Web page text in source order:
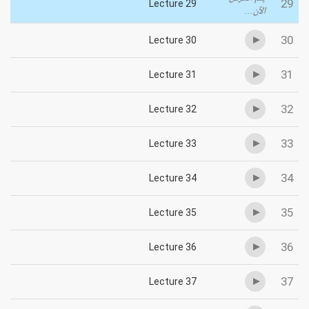
29
الآن...
Lecture 29
30
Lecture 30
31
Lecture 31
32
Lecture 32
33
Lecture 33
34
Lecture 34
35
Lecture 35
36
Lecture 36
37
Lecture 37